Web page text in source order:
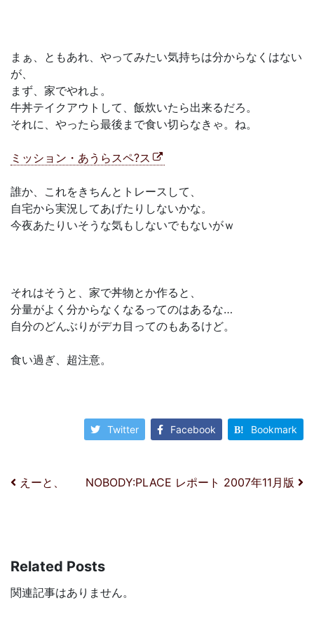
まぁ、ともあれ、やってみたい気持ちは分からなくはない
が、
まず、家でやれよ。
牛丼テイクアウトして、飯炊いたら出来るだろ。
それに、やったら最後まで食い切らなきゃ。ね。
ミッション・あうらスペ?ス
誰か、これをきちんとトレースして、
自宅から実況してあげたりしないかな。
今夜あたりいそうな気もしないでもないがｗ
それはそうと、家で丼物とか作ると、
分量がよく分からなくなるってのはあるな…
自分のどんぶりがデカ目ってのもあるけど。
食い過ぎ、超注意。
Twitter Facebook Bookmark
投稿ナビゲーション
えーと、 NOBODY:PLACE レポート 2007年11月版
Related Posts
関連記事はありません。